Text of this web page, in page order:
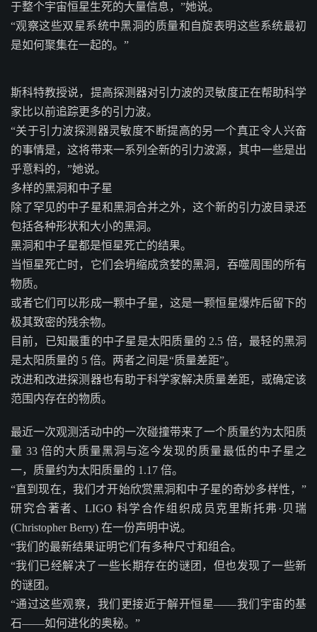
于整个宇宙恒星生死的大量信息，”她说。
“观察这些双星系统中黑洞的质量和自旋表明这些系统最初
是如何聚集在一起的。”
斯科特教授说，提高探测器对引力波的灵敏度正在帮助科学
家比以前追踪更多的引力波。
“关于引力波探测器灵敏度不断提高的另一个真正令人兴奋
的事情是，这将带来一系列全新的引力波源，其中一些是出
乎意料的，”她说。
多样的黑洞和中子星
除了罕见的中子星和黑洞合并之外，这个新的引力波目录还
包括各种形状和大小的黑洞。
黑洞和中子星都是恒星死亡的结果。
当恒星死亡时，它们会坍缩成贪婪的黑洞，吞噬周围的所有
物质。
或者它们可以形成一颗中子星，这是一颗恒星爆炸后留下的
极其致密的残余物。
目前，已知最重的中子星是太阳质量的 2.5 倍，最轻的黑洞
是太阳质量的 5 倍。两者之间是“质量差距”。
改进和改进探测器也有助于科学家解决质量差距，或确定该
范围内存在的物质。
最近一次观测活动中的一次碰撞带来了一个质量约为太阳质
量 33 倍的大质量黑洞与迄今发现的质量最低的中子星之
一，质量约为太阳质量的 1.17 倍。
“直到现在，我们才开始欣赏黑洞和中子星的奇妙多样性，”
研究合著者、LIGO 科学合作组织成员克里斯托弗·贝瑞
(Christopher Berry) 在一份声明中说。
“我们的最新结果证明它们有多种尺寸和组合。
“我们已经解决了一些长期存在的谜团，但也发现了一些新
的谜团。
“通过这些观察，我们更接近于解开恒星——我们宇宙的基
石——如何进化的奥秘。”